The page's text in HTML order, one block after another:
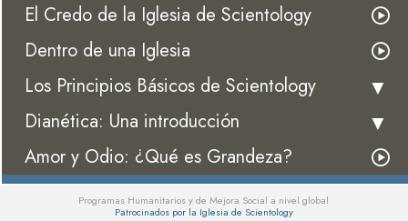
El Credo de la Iglesia de Scientology
Dentro de una Iglesia
Los Principios Básicos de Scientology
Dianética: Una introducción
Amor y Odio: ¿Qué es Grandeza?
Programas Humanitarios y de Mejora Social a nivel global
Patrocinados por la Iglesia de Scientology